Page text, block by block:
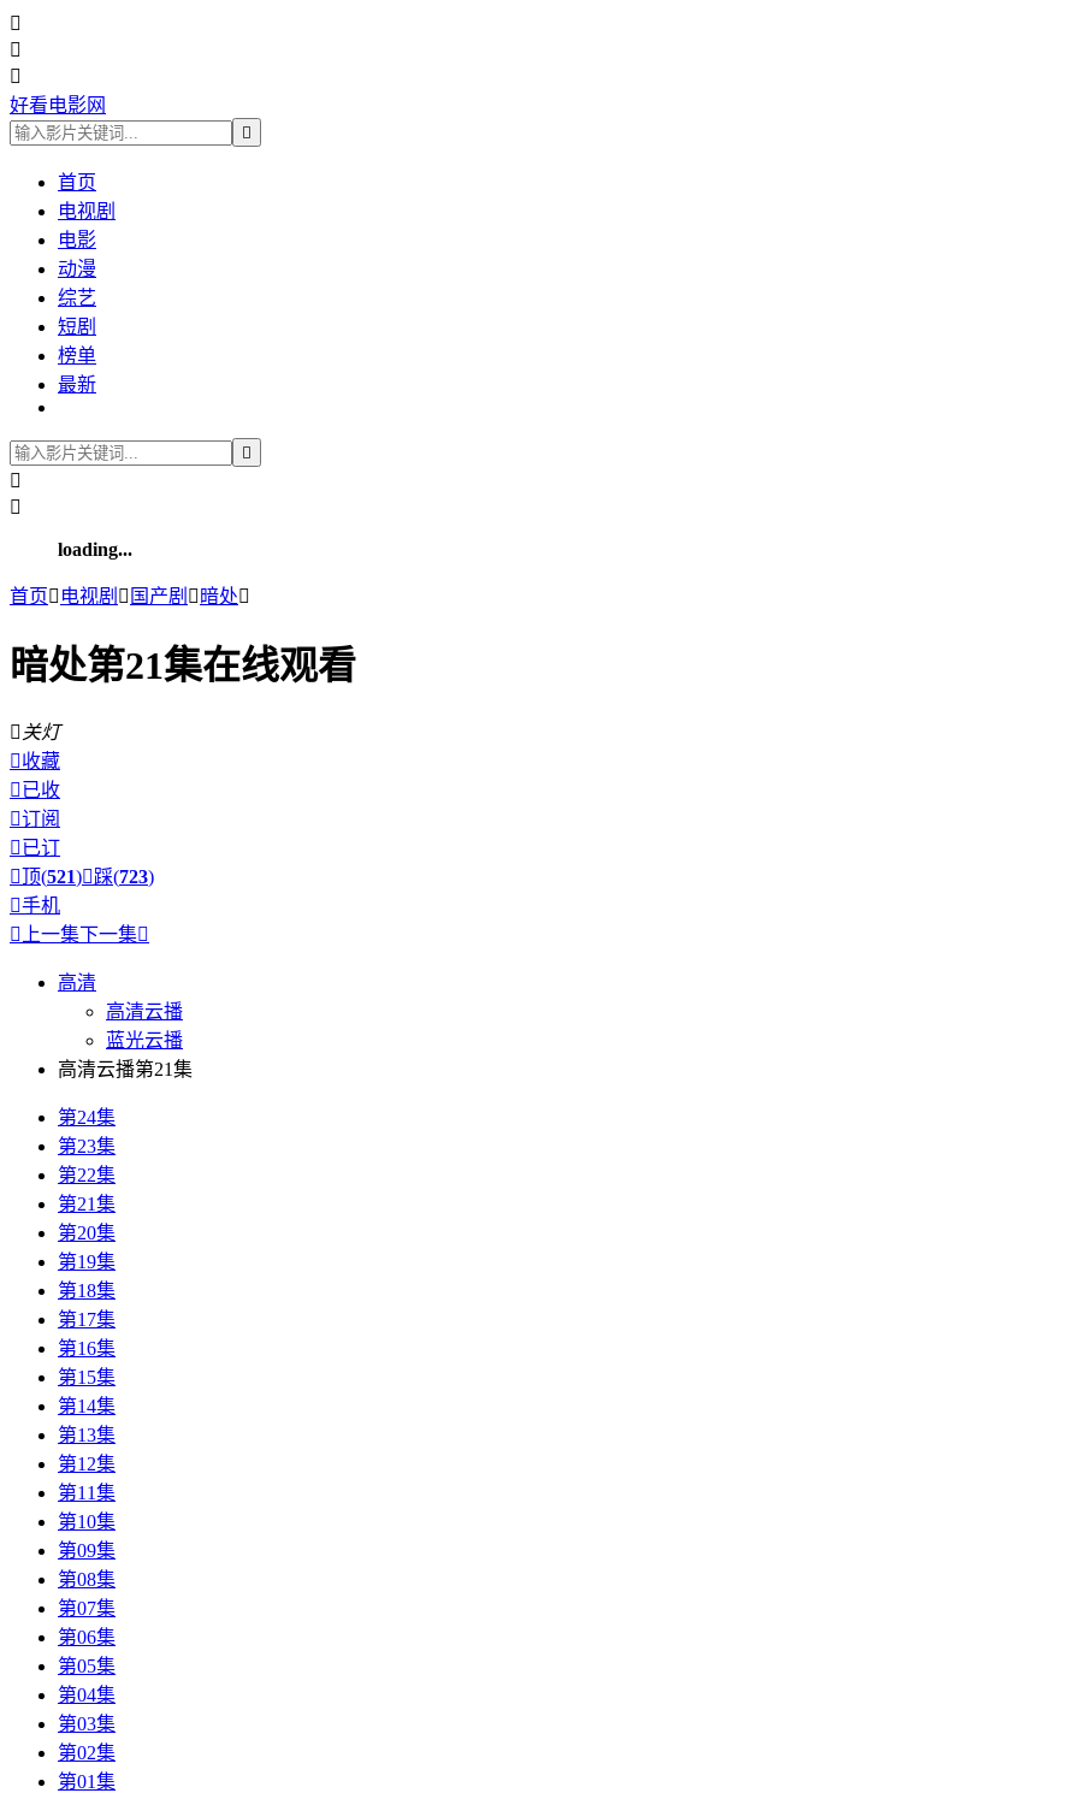



好看电影网

首页
电视剧
电影
动漫
综艺
短剧
榜单
最新



loading...
首页 电视剧  国产剧  暗处
暗处第21集在线观看
 关灯
收藏
已收
订阅
已订
顶(521)踩(723)
手机
 上一集下一集
高清
高清云播
蓝光云播
高清云播第21集
第24集
第23集
第22集
第21集
第20集
第19集
第18集
第17集
第16集
第15集
第14集
第13集
第12集
第11集
第10集
第09集
第08集
第07集
第06集
第05集
第04集
第03集
第02集
第01集